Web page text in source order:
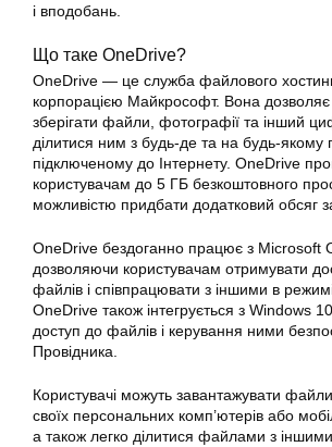
і вподобань.
Що таке OneDrive?
OneDrive — це служба файлового
корпорацією Майкрософт. Вона дозволяє
зберігати файли, фотографії та інший
ділитися ним з будь-де та на будь-якому
підключеному до Інтернету. OneDrive
користувачам до 5 ГБ безкоштовного
можливістю придбати додатковий обсяг
OneDrive бездоганно працює з Microsoft
дозволяючи користувачам отримувати
файлів і співпрацювати з іншими в
OneDrive також інтегрується з Windows
доступ до файлів і керування ними
Провідника.
Користувачі можуть завантажувати
своїх персональних комп’ютерів або
а також легко ділитися файлами з